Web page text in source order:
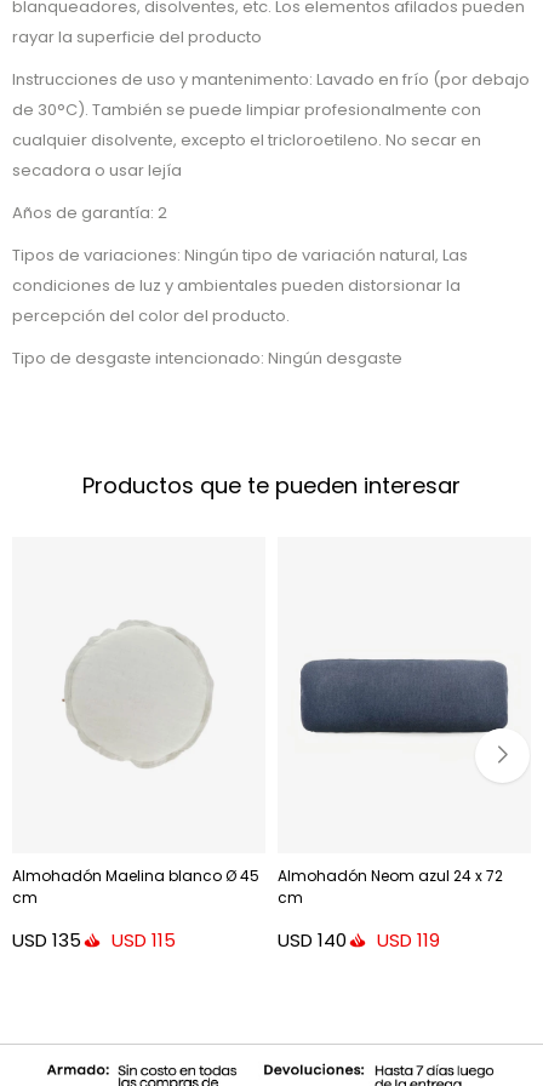
blanqueadores, disolventes, etc. Los elementos afilados pueden
rayar la superficie del producto
Instrucciones de uso y mantenimento: Lavado en frío (por debajo
de 30°C). También se puede limpiar profesionalmente con
cualquier disolvente, excepto el tricloroetileno. No secar en
secadora o usar lejía
Años de garantía: 2
Tipos de variaciones: Ningún tipo de variación natural, Las
condiciones de luz y ambientales pueden distorsionar la
percepción del color del producto.
Tipo de desgaste intencionado: Ningún desgaste
Productos que te pueden interesar
Almohadón Maelina blanco Ø 45
cm
USD 135 USD 115
Almohadón Neom azul 24 x 72
cm
USD 140 USD 119